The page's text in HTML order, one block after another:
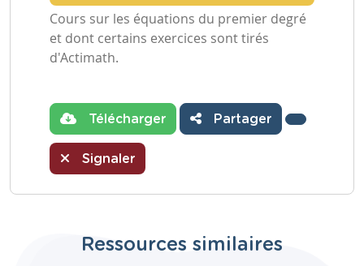
Cours sur les équations du premier degré
et dont certains exercices sont tirés
d'Actimath.
Télécharger Partager
Signaler
Ressources similaires